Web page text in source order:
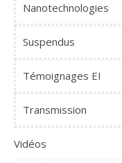
Nanotechnologies
Suspendus
Témoignages EI
Transmission
Vidéos